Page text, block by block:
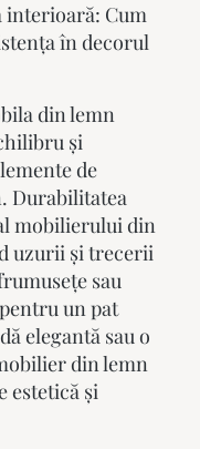
interioară: Cum
în decorul
din lemn
și
de
Durabilitatea
mobilierului din
uzurii și trecerii
sau
un pat
elegantă sau o
din lemn
estetică și